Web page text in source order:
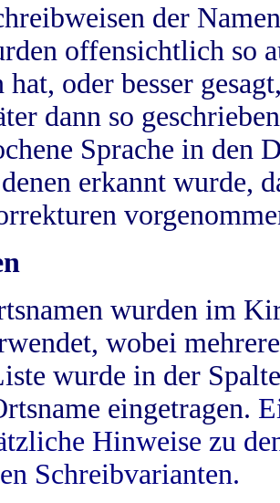
der
offensichtlich so
hat, oder besser
dann so
Sprache in
erkannt wurde,
wurden im
wobei
wurde in der
eingetragen.
Hinweise zu
Schreibvarianten.